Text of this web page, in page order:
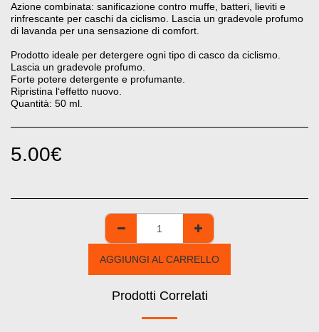
Azione combinata: sanificazione contro muffe, batteri, lieviti e
rinfrescante per caschi da ciclismo. Lascia un gradevole profumo
di lavanda per una sensazione di comfort.
Prodotto ideale per detergere ogni tipo di casco da ciclismo.
Lascia un gradevole profumo.
Forte potere detergente e profumante.
Ripristina l‘effetto nuovo.
Quantità: 50 ml.
5.00€
AGGIUNGI AL CARRELLO
Prodotti Correlati